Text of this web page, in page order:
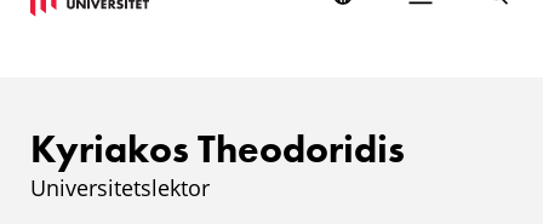
Kyriakos Theodoridis
Universitetslektor